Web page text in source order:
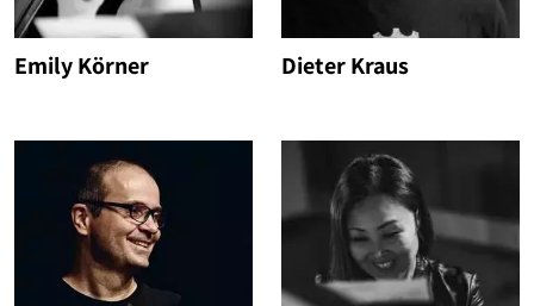
Emily Körner Dieter Kraus